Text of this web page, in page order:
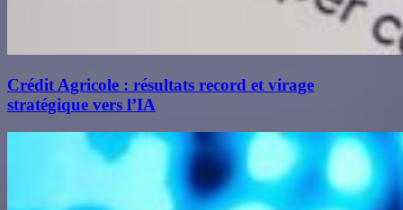
Crédit Agricole : résultats record et virage
stratégique vers l’IA